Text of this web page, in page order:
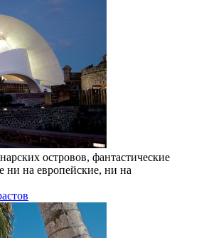
островов, фантастические
на европейские, ни на